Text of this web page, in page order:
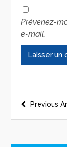
Prévenez-
e-mail.
Previous